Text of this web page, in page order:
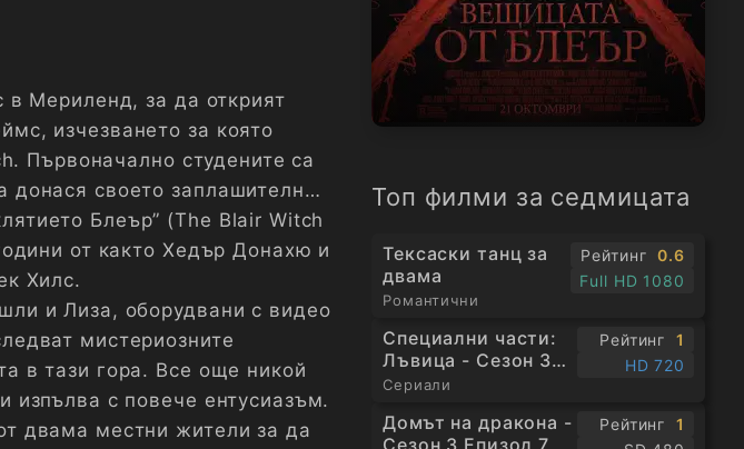
Топ филми за седмицата
Тексаски танц за
двама
Романтични
Рейтинг
0.6
Full HD 1080
Специални части:
Лъвица - Сезон 3
Епизод 1
Сериали
Рейтинг
1
HD 720
Домът на дракона -
Сезон 3 Епизод 7
Рейтинг
1
в Мериленд, за да открият
изчезването за която
Първоначално студените са
донася своето заплашително
Блеър” (The Blair Witch
от както Хедър Донахю и
Хилс.
и Лиза, оборудвани с видео
мистериозните
в тази гора. Все още никой
с повече ентусиазъм.
двама местни жители за да